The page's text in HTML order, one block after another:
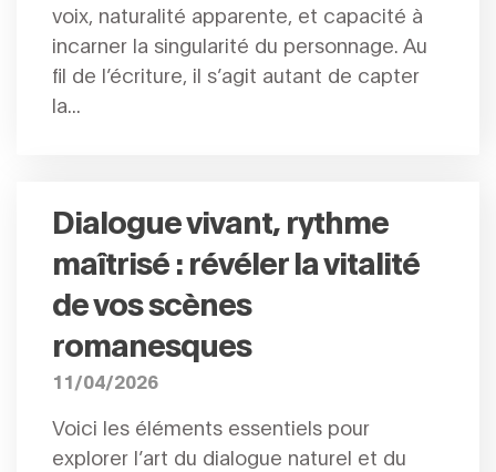
voix, naturalité apparente, et capacité à
incarner la singularité du personnage. Au
fil de l’écriture, il s’agit autant de capter
la...
Dialogue vivant, rythme
maîtrisé : révéler la vitalité
de vos scènes
romanesques
11/04/2026
Voici les éléments essentiels pour
explorer l’art du dialogue naturel et du